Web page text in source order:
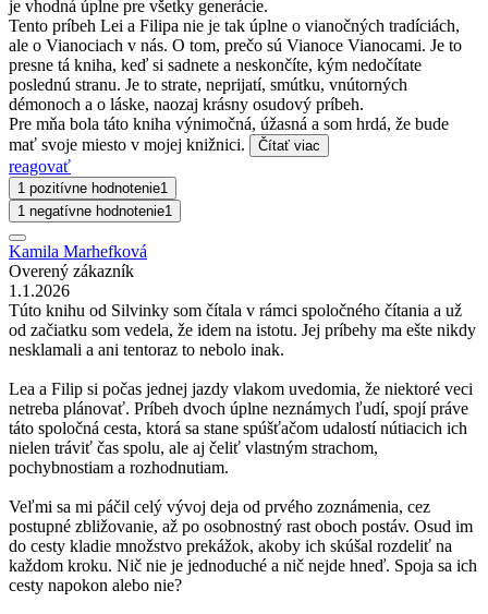
je vhodná úplne pre všetky generácie.
Tento príbeh Lei a Filipa nie je tak úplne o vianočných tradíciách,
ale o Vianociach v nás. O tom, prečo sú Vianoce Vianocami. Je to
presne tá kniha, keď si sadnete a neskončíte, kým nedočítate
poslednú stranu. Je to strate, neprijatí, smútku, vnútorných
démonoch a o láske, naozaj krásny osudový príbeh.
Pre mňa bola táto kniha výnimočná, úžasná a som hrdá, že bude
mať svoje miesto v mojej knižnici.
Čítať viac
reagovať
1 pozitívne hodnotenie1
1 negatívne hodnotenie1
Kamila Marhefková
Overený zákazník
1.1.2026
Túto knihu od Silvinky som čítala v rámci spoločného čítania a už
od začiatku som vedela, že idem na istotu. Jej príbehy ma ešte nikdy
nesklamali a ani tentoraz to nebolo inak.
Lea a Filip si počas jednej jazdy vlakom uvedomia, že niektoré veci
netreba plánovať. Príbeh dvoch úplne neznámych ľudí, spojí práve
táto spoločná cesta, ktorá sa stane spúšťačom udalostí nútiacich ich
nielen tráviť čas spolu, ale aj čeliť vlastným strachom,
pochybnostiam a rozhodnutiam.
Veľmi sa mi páčil celý vývoj deja od prvého zoznámenia, cez
postupné zbližovanie, až po osobnostný rast oboch postáv. Osud im
do cesty kladie množstvo prekážok, akoby ich skúšal rozdeliť na
každom kroku. Nič nie je jednoduché a nič nejde hneď. Spoja sa ich
cesty napokon alebo nie?